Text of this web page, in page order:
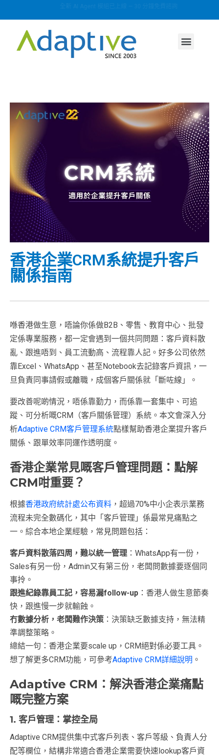
香港企業CRM系統提升客戶
關係指南
喺香港做生意，唔論你係做B2B、零售、教育中心、批發
定係專業服務，都一定會遇到一個共同問題：客戶資料散
亂、跟進唔到、員工流動高、流程靠人記。好多公司依然
靠Excel、WhatsApp、甚至Notebook去記錄客戶資訊，一
旦負責同事請假或離職，成個客戶關係就「斷咗線」。
要改善呢啲情況，唔係靠勤力，而係靠一套集中、可追
蹤、可分析嘅CRM（客戶關係管理）系統。本文會深入分
析Adaptive CRM客戶管理系統點樣幫助香港企業提升客戶
關係、跟單效率同運作透明度。
香港企業常見嘅客戶管理問題：點解
CRM咁重要？
根據香港政府統計處公布資料 ，超過70%中小企表示業務
流程未完全數碼化，其中「客戶管理」係最常見痛點之
一。綜合本地企業經驗，常見問題包括：
客戶資料散落四周，難以統一管理 ：WhatsApp有一份，
Sales有另一份，Admin又有第三份，老闆問數據要逐個同
事拎。
跟進紀錄靠員工記，容易漏follow-up ：香港人做生意節奏
快，跟進慢一步就輸蝕。
冇數據分析，老闆難作決策 ：決策缺乏數據支持，無法精
準調整策略。
總結一句：香港企業要scale up，CRM絕對係必要工具。
想了解更多CRM功能，可參考Adaptive CRM詳細說明 。
Adaptive CRM：解決香港企業痛點
嘅完整方案
1. 客戶管理：掌控全局
Adaptive CRM提供集中式客戶列表、客戶等級、負責人分
配等欄位，結構非常適合香港企業需要快速lookup客戶資